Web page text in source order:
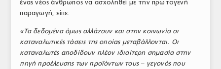
ένας νέος άνθρωπος να ασχοληθεί με την πρωτογενή
παραγωγή, είπε:
«Τα δεδομένα όμως αλλάζουν και στην κοινωνία οι
καταναλωτικές τάσεις της οποίας μεταβάλλονται. Οι
καταναλωτές αποδίδουν πλέον ιδιαίτερη σημασία στην
πηγή προέλευσης των προϊόντων τους – γεγονός που